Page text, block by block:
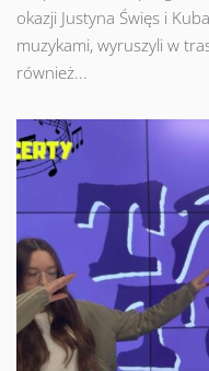
okazji Justyna Święs i
muzykami, wyruszyli w
również...